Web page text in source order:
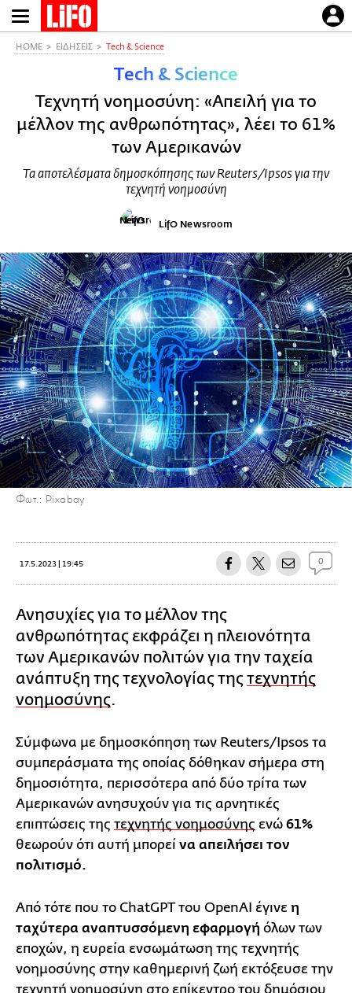
Παράκαμψη
προς
HOME ΕΙΔΗΣΕΙΣ Τech & Science
Τech & Science
Τεχνητή νοημοσύνη: «Απειλή για το
μέλλον της ανθρωπότητας», λέει το 61%
των Αμερικανών
Τα αποτελέσματα δημοσκόπησης των Reuters/Ipsos για την
τεχνητή νοημοσύνη
LifO Newsroom
Φωτ.: Pixabay
17.5.2023 | 19:45 0
Ανησυχίες για το μέλλον της
ανθρωπότητας εκφράζει η πλειονότητα
των Αμερικανών πολιτών για την ταχεία
ανάπτυξη της τεχνολογίας τηςτεχνητής
νοημοσύνης.
Σύμφωνα με δημοσκόπηση των Reuters/Ipsos τα
συμπεράσματα της οποίας δόθηκαν σήμερα στη
δημοσιότητα, περισσότερα από δύο τρίτα των
Αμερικανών ανησυχούν για τις αρνητικές
επιπτώσεις της τεχνητής νοημοσύνης ενώ 61%
θεωρούν ότι αυτή μπορεί να απειλήσει τον
πολιτισμό.
Από τότε που το ChatGPT του OpenAI έγινε η
ταχύτερα αναπτυσσόμενη εφαρμογή όλων των
εποχών, η ευρεία ενσωμάτωση της τεχνητής
νοημοσύνης στην καθημερινή ζωή εκτόξευσε την
τεχνητή νοημοσύνη στο επίκεντρο του δημόσιου